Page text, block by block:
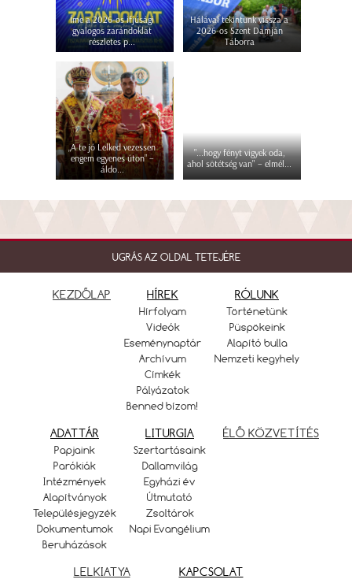
Íme a 2026-os ifjúsági
gyalogos zarándoklat
részletes p...
Hálával tekintünk vissza a
2026-os Szent Damján
Táborra
„A te jó Lelked vezessen
engem egyenes úton” –
áldo...
"...hogy fényt vigyek oda,
ahol sötétség van" – elmél...
UGRÁS AZ OLDAL TETEJÉRE
KEZDŐLAP HÍREK
Hírfolyam
Videók
Eseménynaptár
Archívum
Címkék
Pályázatok
Benned bízom!
RÓLUNK
Történetünk
Püspökeink
Alapító bulla
Nemzeti kegyhely
ADATTÁR
Papjaink
Parókiák
Intézmények
Alapítványok
Településjegyzék
Dokumentumok
Beruházások
LITURGIA
Szertartásaink
Dallamvilág
Egyházi év
Útmutató
Zsoltárok
Napi Evangélium
ÉLŐ KÖZVETÍTÉS
LELKIATYA KAPCSOLAT